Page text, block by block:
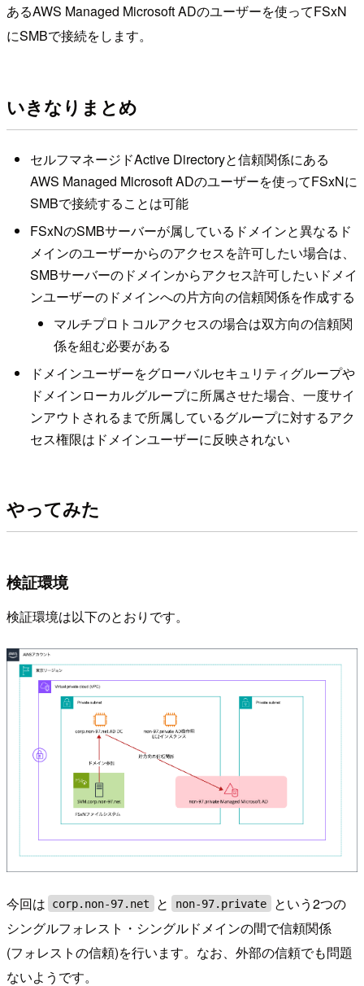
あるAWS Managed Microsoft ADのユーザーを使ってFSxN
にSMBで接続をします。
いきなりまとめ
セルフマネージドActive Directoryと信頼関係にある
AWS Managed Microsoft ADのユーザーを使ってFSxNに
SMBで接続することは可能
FSxNのSMBサーバーが属しているドメインと異なるド
メインのユーザーからのアクセスを許可したい場合は、
SMBサーバーのドメインからアクセス許可したいドメイ
ンユーザーのドメインへの片方向の信頼関係を作成する
マルチプロトコルアクセスの場合は双方向の信頼関
係を組む必要がある
ドメインユーザーをグローバルセキュリティグループや
ドメインローカルグループに所属させた場合、一度サイ
ンアウトされるまで所属しているグループに対するアク
セス権限はドメインユーザーに反映されない
やってみた
検証環境
検証環境は以下のとおりです。
今回は corp.non-97.net と non-97.private
という2つの
シングルフォレスト・シングルドメインの間で信頼関係
(フォレストの信頼)を行います。なお、外部の信頼でも問題
ないようです。